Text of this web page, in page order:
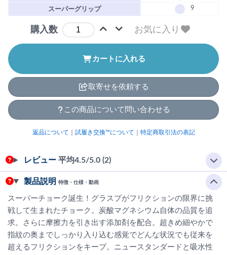
スーパーグリップ 9
購入数 お気に入り
カートに入れる
取寄せを依頼する
この商品について問い合わせる
返品について 試履き交換™について 特定商取引法の表記
レビュー 平均4.5/5.0 (2)
製品説明 特徴・仕様・動画
スーパーチョーク誕生！グラスプがフリクションの限界に挑
戦して生まれたチョーク。炭酸マグネシウム自体の品質を追
求。さらに摩擦力を引き出す添加剤を配合。超きめ細やかで
指紋の奥までしっかり入り込む感覚でどんな状況でも従来を
超えるフリクションをキープ。ニュースタンダードと吸水性